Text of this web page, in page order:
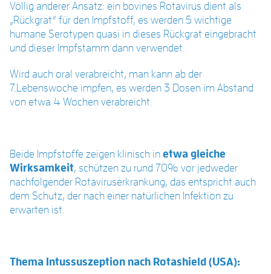
Völlig anderer Ansatz: ein bovines Rotavirus dient als
„Rückgrat“ für den Impfstoff, es werden 5 wichtige
humane Serotypen quasi in dieses Rückgrat eingebracht
und dieser Impfstamm dann verwendet.
Wird auch oral verabreicht, man kann ab der
7.Lebenswoche impfen, es werden 3 Dosen im Abstand
von etwa 4 Wochen verabreicht.
Beide Impfstoffe zeigen klinisch in etwa gleiche
Wirksamkeit, schützen zu rund 70% vor jedweder
nachfolgender Rotaviruserkrankung, das entspricht auch
dem Schutz, der nach einer natürlichen Infektion zu
erwarten ist.
Thema Intussuszeption nach Rotashield (USA):